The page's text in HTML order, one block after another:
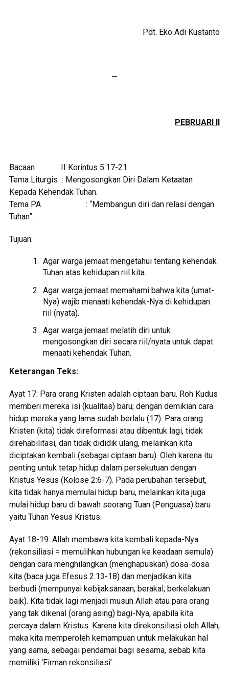
Pdt. Eko Adi Kustanto
—
PEBRUARI II
Bacaan : II Korintus 5:17-21.
Tema Liturgis : Mengosongkan Diri Dalam Ketaatan
Kepada Kehendak Tuhan.
Tema PA : “Membangun diri dan relasi dengan
Tuhan”.
Tujuan:
Agar warga jemaat mengetahui tentang kehendak
Tuhan atas kehidupan riil kita.
Agar warga jemaat memahami bahwa kita (umat-
Nya) wajib menaati kehendak-Nya di kehidupan
riil (nyata).
Agar warga jemaat melatih diri untuk
mengosongkan diri secara riil/nyata untuk dapat
menaati kehendak Tuhan.
Keterangan Teks:
Ayat 17: Para orang Kristen adalah ciptaan baru. Roh Kudus
memberi mereka isi (kualitas) baru; dengan demikian cara
hidup mereka yang lama sudah berlalu (17). Para orang
Kristen (kita) tidak direformasi atau dibentuk lagi, tidak
direhabilitasi, dan tidak dididik ulang, melainkan kita
diciptakan kembali (sebagai ciptaan baru). Oleh karena itu
penting untuk tetap hidup dalam persekutuan dengan
Kristus Yesus (Kolose 2:6-7). Pada perubahan tersebut,
kita tidak hanya memulai hidup baru, melainkan kita juga
mulai hidup baru di bawah seorang Tuan (Penguasa) baru
yaitu Tuhan Yesus Kristus.
Ayat 18-19: Allah membawa kita kembali kepada-Nya
(rekonsiliasi = memulihkan hubungan ke keadaan semula)
dengan cara menghilangkan (menghapuskan) dosa-dosa
kita (baca juga Efesus 2:13-18) dan menjadikan kita
berbudi (mempunyai kebijaksanaan; berakal; berkelakuan
baik). Kita tidak lagi menjadi musuh Allah atau para orang
yang tak dikenal (orang asing) bagi-Nya, apabila kita
percaya dalam Kristus. Karena kita direkonsiliasi oleh Allah,
maka kita memperoleh kemampuan untuk melakukan hal
yang sama, sebagai pendamai bagi sesama, sebab kita
memiliki ‘Firman rekonsiliasi’.